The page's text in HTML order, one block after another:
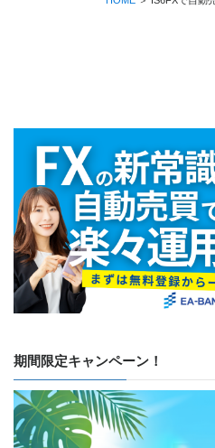
期間限定キャンペーン！